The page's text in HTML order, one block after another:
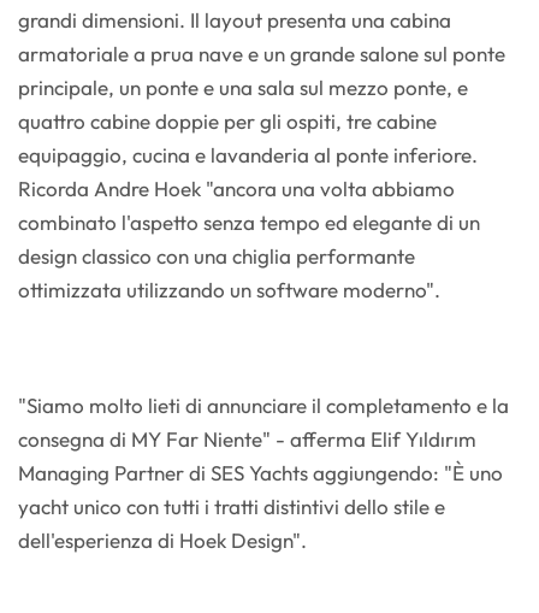
grandi dimensioni. Il layout presenta una cabina
armatoriale a prua nave e un grande salone sul ponte
principale, un ponte e una sala sul mezzo ponte, e
quattro cabine doppie per gli ospiti, tre cabine
equipaggio, cucina e lavanderia al ponte inferiore.
Ricorda Andre Hoek "ancora una volta abbiamo
combinato l'aspetto senza tempo ed elegante di un
design classico con una chiglia performante
ottimizzata utilizzando un software moderno".
"Siamo molto lieti di annunciare il completamento e la
consegna di MY Far Niente" - afferma Elif Yıldırım
Managing Partner di SES Yachts aggiungendo: "È uno
yacht unico con tutti i tratti distintivi dello stile e
dell'esperienza di Hoek Design".